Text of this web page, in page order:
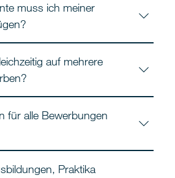
muss ich meiner
auf mehrere
für alle Bewerbungen
Praktika